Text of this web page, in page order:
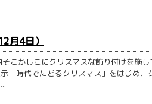
月4日）
こかしこにクリスマスな飾り付けを施
「時代でたどるクリスマス」をはじめ、